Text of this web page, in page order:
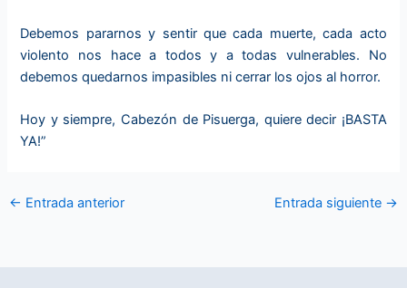
Debemos pararnos y sentir que cada muerte, cada acto
violento nos hace a todos y a todas vulnerables. No
debemos quedarnos impasibles ni cerrar los ojos al horror.
Hoy y siempre, Cabezón de Pisuerga, quiere decir ¡BASTA
YA!”
← Entrada anterior Entrada siguiente →